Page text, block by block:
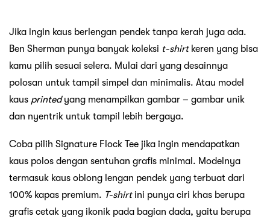
Jika ingin kaus berlengan pendek tanpa kerah juga ada.
Ben Sherman punya banyak koleksi t-shirt keren yang bisa
kamu pilih sesuai selera. Mulai dari yang desainnya
polosan untuk tampil simpel dan minimalis. Atau model
kaus printedyang menampilkan gambar – gambar unik
dan nyentrik untuk tampil lebih bergaya.
Coba pilih Signature Flock Tee jika ingin mendapatkan
kaus polos dengan sentuhan grafis minimal. Modelnya
termasuk kaus oblong lengan pendek yang terbuat dari
100% kapas premium. T-shirtini punya ciri khas berupa
grafis cetak yang ikonik pada bagian dada, yaitu berupa